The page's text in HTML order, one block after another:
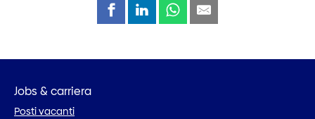
Jobs & carriera
Posti vacanti